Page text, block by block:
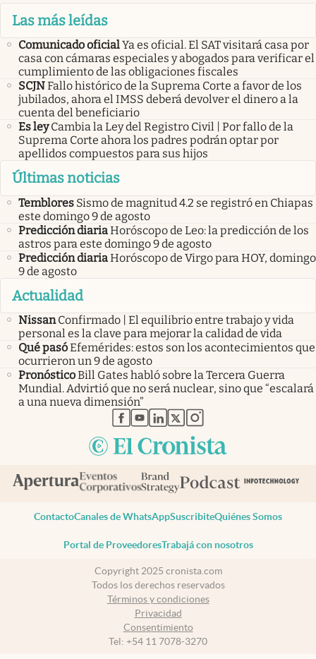
Las más leídas
Comunicado oficialYa es oficial. El SAT visitará casa por
casa con cámaras especiales y abogados para verificar el
cumplimiento de las obligaciones fiscales
SCJNFallo histórico de la Suprema Corte a favor de los
jubilados, ahora el IMSS deberá devolver el dinero a la
cuenta del beneficiario
Es ley Cambia la Ley del Registro Civil | Por fallo de la
Suprema Corte ahora los padres podrán optar por
apellidos compuestos para sus hijos
Últimas noticias
Temblores Sismo de magnitud 4.2 se registró en Chiapas
este domingo 9 de agosto
Predicción diariaHoróscopo de Leo: la predicción de los
astros para este domingo 9 de agosto
Predicción diariaHoróscopo de Virgo para HOY, domingo
9 de agosto
Actualidad
Nissan Confirmado | El equilibrio entre trabajo y vida
personal es la clave para mejorar la calidad de vida
Qué pasóEfemérides: estos son los acontecimientos que
ocurrieron un 9 de agosto
PronósticoBill Gates habló sobre la Tercera Guerra
Mundial. Advirtió que no será nuclear, sino que “escalará
a una nueva dimensión”
abre en nueva pestaña
abre en nueva pestaña
abre en nueva pestaña
abre en nueva pestaña
abre en nueva pestaña
ContactoCanales de WhatsAppSuscribiteQuiénes Somos
Portal de ProveedoresTrabajá con nosotros
Copyright 2025 cronista.com
Todos los derechos reservados
Términos y condiciones
Privacidad
Consentimiento
Tel: +54 11 7078-3270